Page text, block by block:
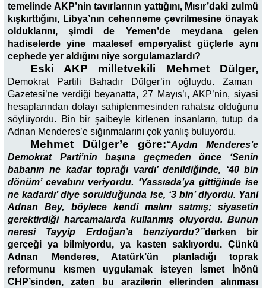
temelinde AKP’nin tavırlarının yattığını, Mısır’daki zulmü
kışkırttığını, Libya’nın cehenneme çevrilmesine önayak
olduklarını, şimdi de Yemen’de meydana gelen
hadiselerde yine maalesef emperyalist güçlerle aynı
cephede yer aldığını niye sorgulamazlardı?
Eski AKP milletvekili Mehmet Dülger,
Demokrat Partili Bahadır Dülger’in oğluydu. Zaman
Gazetesi’ne verdiği beyanatta, 27 Mayıs’ı, AKP’nin, siyasi
hesaplarından dolayı sahiplenmesinden rahatsız olduğunu
söylüyordu. Bin bir şaibeyle kirlenen insanların, tutup da
Adnan Menderes’e sığınmalarını çok yanlış buluyordu.
Mehmet Dülger’e göre:“Aydın Menderes’e
Demokrat Parti’nin başına geçmeden önce ‘Senin
babanın ne kadar toprağı vardı’ denildiğinde, ‘40 bin
dönüm’ cevabını veriyordu. ‘Yassıada’ya gittiğinde ise
ne kadardı’ diye sorulduğunda ise, ‘3 bin’ diyordu. Yani
Adnan Bey, böylece kendi malını satmış; siyasetin
gerektirdiği harcamalarda kullanmış oluyordu. Bunun
neresi Tayyip Erdoğan’a benziyordu?”derken bir
gerçeği ya bilmiyordu, ya kasten saklıyordu. Çünkü
Adnan Menderes, Atatürk’ün planladığı toprak
reformunu kısmen uygulamak isteyen İsmet İnönü
CHP’sinden, zaten bu arazilerin ellerinden alınması